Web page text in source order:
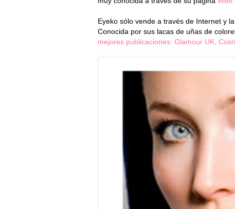
Eyeko sólo vende a través de Internet y
Conocida por sus lacas de uñas de
mejores publicaciones: Glamour UK,